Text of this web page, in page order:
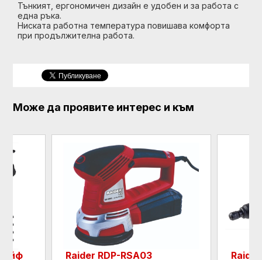
Тънкият, ергономичен дизайн е удобен и за работа с
една ръка.
Ниската работна температура повишава комфорта
при продължителна работа.
Може да проявите интерес и към
Raider RDP-RSA03